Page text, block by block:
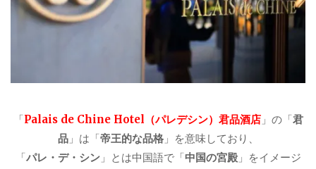
「Palais de Chine Hotel（パレデシン）君品酒店」の「君
品」は「帝王的な品格」を意味しており、
「パレ・デ・シン」とは中国語で「中国の宮殿」をイメージ